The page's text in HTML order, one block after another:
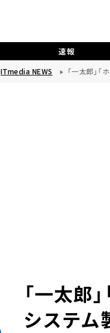
速報
ITmedia NEWS 「一太郎」
「一太郎
システ